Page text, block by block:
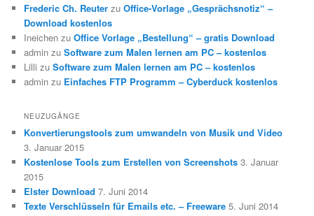
Frederic Ch. Reuter zuOffice-Vorlage „Gesprächsnotiz“ –
Download kostenlos
Ineichen zuOffice Vorlage „Bestellung“ – gratis Download
admin zuSoftware zum Malen lernen am PC – kostenlos
Lilli zuSoftware zum Malen lernen am PC – kostenlos
admin zu Einfaches FTP Programm – Cyberduck kostenlos
NEUZUGÄNGE
Konvertierungstools zum umwandeln von Musik und Video
3. Januar 2015
Kostenlose Tools zum Erstellen von Screenshots 3. Januar
2015
Elster Download 7. Juni 2014
Texte Verschlüsseln für Emails etc. – Freeware 5. Juni 2014